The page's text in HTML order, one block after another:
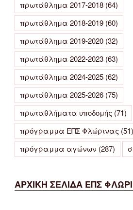
πρωτάθλημα 2017-2018 (64)
πρωτάθλημα 2018-2019 (60)
πρωτάθλημα 2019-2020 (32)
πρωτάθλημα 2022-2023 (63)
πρωτάθλημα 2024-2025 (62)
πρωτάθλημα 2025-2026 (75)
πρωταθλήματα υποδομής (71)
πρόγραμμα ΕΠΣ Φλώρινας (51)
πρόγραμμα αγώνων (287)
ΑΡΧΙΚΗ ΣΕΛΙΔΑ ΕΠΣ